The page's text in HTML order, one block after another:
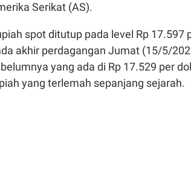
Serikat (AS).
spot ditutup pada level Rp 17.597
akhir perdagangan Jumat (15/5/
yang ada di Rp 17.529 per
yang terlemah sepanjang sejarah.